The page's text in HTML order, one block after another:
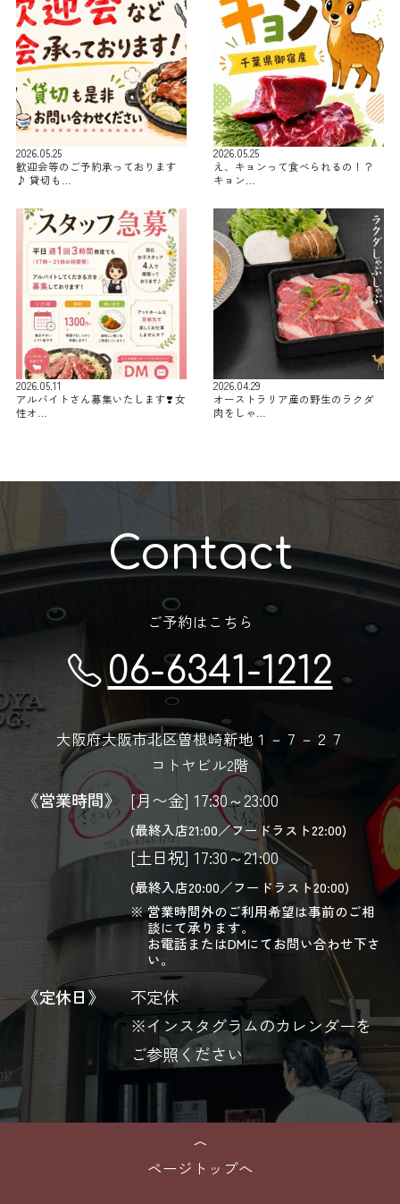
2026.05.25
歓迎会等のご予約承っております
♪ 貸切も…
2026.05.25
え、キョンって食べられるの！？
キョン…
2026.05.11
アルバイトさん募集いたします❣️ 女
性オ…
2026.04.29
オーストラリア産の野生のラクダ
肉をしゃ…
Contact
ご予約はこちら
06-6341-1212
大阪府大阪市北区曽根崎新地１－７－２７
コトヤビル2階
《営業時間》 [月〜金] 17:30～23:00
(最終入店21:00／フードラスト22:00)
[土日祝] 17:30～21:00
(最終入店20:00／フードラスト20:00)
営業時間外のご利用希望は事前のご相
談にて承ります。
お電話またはDMにてお問い合わせ下さ
い。
《定休日》
不定休
※インスタグラムのカレンダーを
ご参照ください
ページトップへ